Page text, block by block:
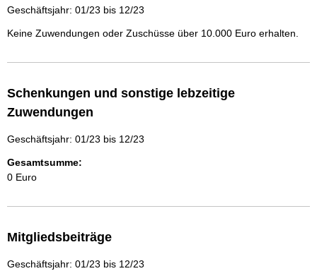
Geschäftsjahr: 01/23 bis 12/23
Keine Zuwendungen oder Zuschüsse über 10.000 Euro erhalten.
Schenkungen und sonstige lebzeitige
Zuwendungen
Geschäftsjahr: 01/23 bis 12/23
Gesamtsumme:
0 Euro
Mitgliedsbeiträge
Geschäftsjahr: 01/23 bis 12/23